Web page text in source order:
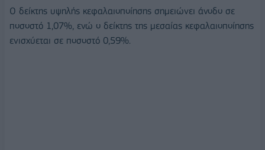
Ο δείκτης υψηλής κεφαλαιοποίησης σημειώνει άνοδο σε
ποσοστό 1,07%, ενώ ο δείκτης της μεσαίας κεφαλαιοποίησης
ενισχύεται σε ποσοστό 0,59%.